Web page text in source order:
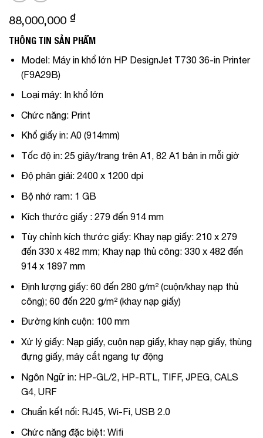
88,000,000 ₫
THÔNG TIN SẢN PHẨM
Model:Máy in khổ lớn HP DesignJet T730 36-in Printer
(F9A29B)
Loại máy:In khổ lớn
Chức năng:Print
Khổ giấy in:A0 (914mm)
Tốc độ in:25 giây/trang trên A1, 82 A1 bản in mỗi giờ
Độ phân giải:2400 x 1200 dpi
Bộ nhớ ram:1 GB
Kích thước giấy: 279 đến 914 mm
Tùy chỉnh kích thước giấy: Khay nạp giấy: 210 x 279
đến 330 x 482 mm; Khay nạp thủ công: 330 x 482 đến
914 x 1897 mm
Định lượng giấy: 60 đến 280 g/m² (cuộn/khay nạp thủ
công); 60 đến 220 g/m² (khay nạp giấy)
Đường kính cuộn:100 mm
Xử lý giấy: Nạp giấy, cuộn nạp giấy, khay nạp giấy, thùng
đựng giấy, máy cắt ngang tự động
Ngôn Ngữ in: HP-GL/2, HP-RTL, TIFF, JPEG, CALS
G4, URF
Chuẩn kết nối:RJ45, Wi-Fi, USB 2.0
Chức năng đặc biệt:Wifi